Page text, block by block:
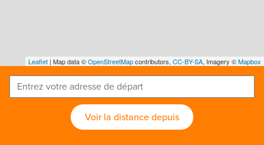
Leaflet | Map data ©OpenStreetMapcontributors, CC-BY-SA, Imagery ©Mapbox
Voir la distance depuis